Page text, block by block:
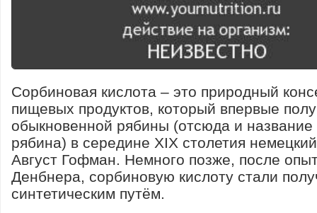
Сорбиновая кислота – это природный
пищевых продуктов, который впервые
обыкновенной рябины (отсюда и название
рябина) в середине XIX столетия
Август Гофман. Немного позже, после
Денбнера, сорбиновую кислоту стали
синтетическим путём.